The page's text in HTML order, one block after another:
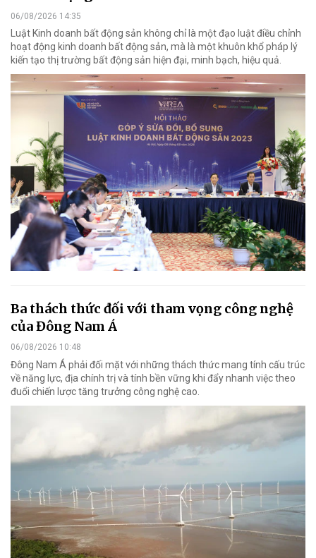
06/08/2026 14:35
Luật Kinh doanh bất động sản không chỉ là một đạo luật điều chỉnh
hoạt động kinh doanh bất động sản, mà là một khuôn khổ pháp lý
kiến tạo thị trường bất động sản hiện đại, minh bạch, hiệu quả.
Ba thách thức đối với tham vọng công nghệ
của Đông Nam Á
06/08/2026 10:48
Đông Nam Á phải đối mặt với những thách thức mang tính cấu trúc
về năng lực, địa chính trị và tính bền vững khi đẩy nhanh việc theo
đuổi chiến lược tăng trưởng công nghệ cao.